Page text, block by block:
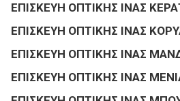
ΕΠΙΣΚΕΥΗ ΟΠΤΙΚΗΣ ΙΝΑΣ
ΕΠΙΣΚΕΥΗ ΟΠΤΙΚΗΣ ΙΝΑΣ
ΕΠΙΣΚΕΥΗ ΟΠΤΙΚΗΣ ΙΝΑΣ
ΕΠΙΣΚΕΥΗ ΟΠΤΙΚΗΣ ΙΝΑΣ